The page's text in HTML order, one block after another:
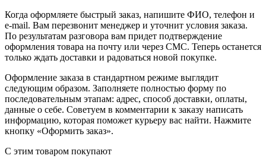
Когда оформляете быстрый заказ, напишите ФИО, телефон и
e-mail. Вам перезвонит менеджер и уточнит условия заказа.
По результатам разговора вам придет подтверждение
оформления товара на почту или через СМС. Теперь останется
только ждать доставки и радоваться новой покупке.
Оформление заказа в стандартном режиме выглядит
следующим образом. Заполняете полностью форму по
последовательным этапам: адрес, способ доставки, оплаты,
данные о себе. Советуем в комментарии к заказу написать
информацию, которая поможет курьеру вас найти. Нажмите
кнопку «Оформить заказ».
С этим товаром покупают